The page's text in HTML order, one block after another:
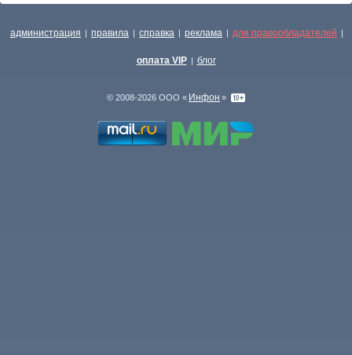
администрация | правила | справка | реклама | для правообладателей |
оплата VIP | блог
© 2008-2026 ООО « Инфон »